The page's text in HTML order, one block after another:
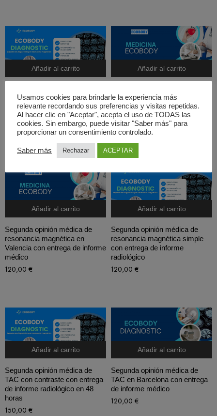
Añadir al carrito
resonancia magnética en
Madrid con entrega de informe
médico
120,00€
Añadir al carrito
resonancia magnética en
Sevilla con entrega de informe
médico
120,00€
Añadir al carrito
Segunda opinión médica de
resonancia magnética en
Valencia con entrega de informe
médico
120,00 €
Añadir al carrito
Segunda opinión médica de
resonancia magnética simple
con entrega de informe
radiológico
120,00 €
Añadir al carrito
Segunda opinión médica de
TAC con contraste con entrega
de informe radiológico en 48
horas
150,00 €
Añadir al carrito
Segunda opinión médica de
TAC en Barcelona con entrega
de informe médico
120,00 €
Usamos cookies para brindarle la experiencia más
relevante recordando sus preferencias y visitas repetidas.
Al hacer clic en "Aceptar", acepta el uso de TODAS las
cookies. Sin embargo, puede visitar "Saber más" para
proporcionar un consentimiento controlado.
Saber más Rechazar ACEPTAR